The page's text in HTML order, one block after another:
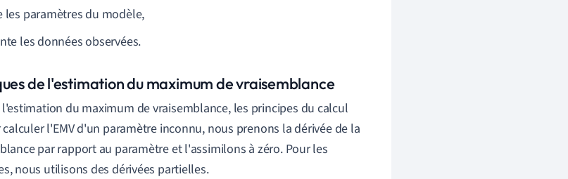
les paramètres du modèle,
les données observées.
de l'estimation du maximum de vraisemblance
du maximum de vraisemblance, les principes du calcul
l'EMV d'un paramètre inconnu, nous prenons la dérivée de la
par rapport au paramètre et l'assimilons à zéro. Pour les
nous utilisons des dérivées partielles.